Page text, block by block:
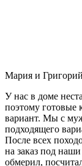
Мария и
У нас в доме
поэтому готовые
вариант. Мы с
подходящего
После всех
на заказ под
обмерил,